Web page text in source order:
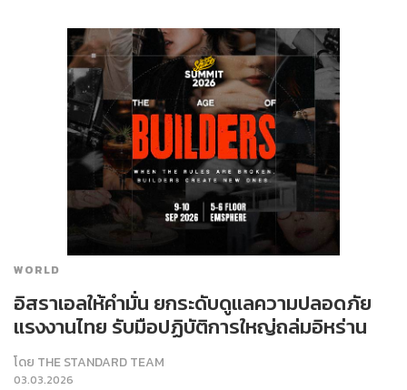
WORLD
อิสราเอลให้คำมั่น ยกระดับดูแลความปลอดภัย
แรงงานไทย รับมือปฏิบัติการใหญ่ถล่มอิหร่าน
โดย THE STANDARD TEAM
03.03.2026